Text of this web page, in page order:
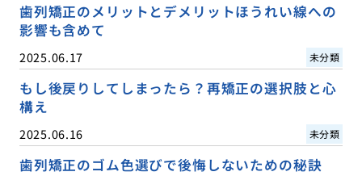
歯列矯正のメリットとデメリットほうれい線への
影響も含めて
2025.06.17 未分類
もし後戻りしてしまったら？再矯正の選択肢と心
構え
2025.06.16 未分類
歯列矯正のゴム色選びで後悔しないための秘訣